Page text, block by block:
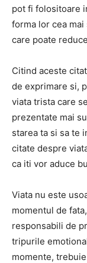
pot fi folositoare
forma lor cea
care poate
Citind aceste
de exprimare si,
viata trista care
prezentate mai
starea ta si sa te
citate despre
ca iti vor aduce
Viata nu este
momentul de
responsabili de
tripurile
momente,